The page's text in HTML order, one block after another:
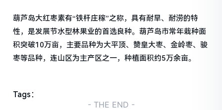
葫芦岛大红枣素有“铁杆庄稼”之称，具有耐旱、耐涝的特
性，是发展节水型林果业的首选良种。葫芦岛市常年栽种面
积突破10万亩，主要品种为大平顶、赞皇大枣、金岭枣、骏
枣等品种，连山区为主产区之一，种植面积约5万余亩。
Tags：
- THE END -